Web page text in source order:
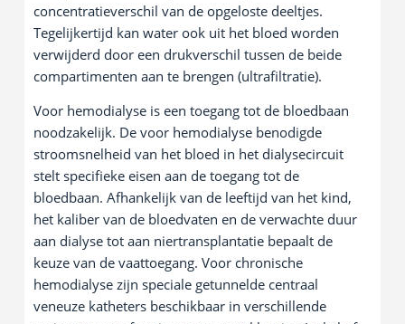
concentratieverschil van de opgeloste deeltjes.
Tegelijkertijd kan water ook uit het bloed worden
verwijderd door een drukverschil tussen de beide
compartimenten aan te brengen (ultrafiltratie).
Voor hemodialyse is een toegang tot de bloedbaan
noodzakelijk. De voor hemodialyse benodigde
stroomsnelheid van het bloed in het dialysecircuit
stelt specifieke eisen aan de toegang tot de
bloedbaan. Afhankelijk van de leeftijd van het kind,
het kaliber van de bloedvaten en de verwachte duur
aan dialyse tot aan niertransplantatie bepaalt de
keuze van de vaattoegang. Voor chronische
hemodialyse zijn speciale getunnelde centraal
veneuze katheters beschikbaar in verschillende